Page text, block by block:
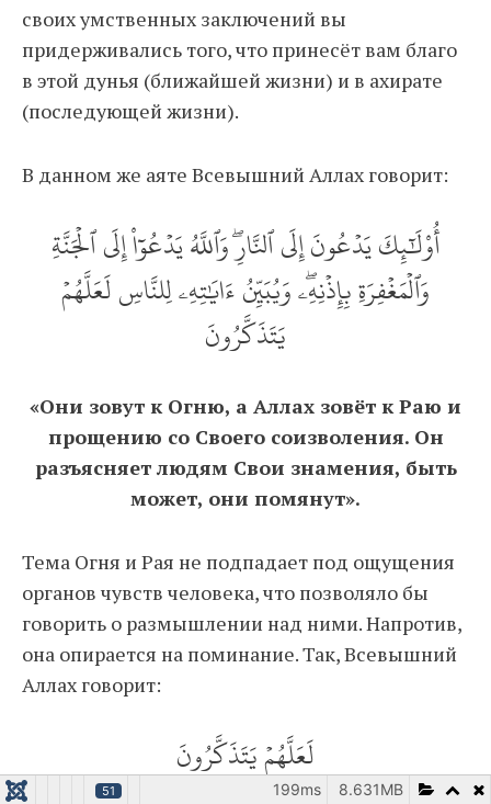
своих умственных заключений вы
придерживались того, что принесёт вам благо
в этой дунья (ближайшей жизни) и в ахирате
(последующей жизни).
В данном же аяте Всевышний Аллах говорит:
أُوْلَٰٓئِكَ يَدۡعُونَ إِلَى ٱلنَّارِۖ وَٱللَّهُ يَدۡعُوٓاْ إِلَى ٱلۡجَنَّةِ
وَٱلۡمَغۡفِرَةِ بِإِذۡنِهِۦۖ وَيُبَيِّنُ ءَايَٰتِهِۦ لِلنَّاسِ لَعَلَّهُمۡ
يَتَذَكَّرُونَ
«Они зовут к Огню, а Аллах зовёт к Раю и
прощению со Своего соизволения. Он
разъясняет людям Свои знамения, быть
может, они помянут».
Тема Огня и Рая не подпадает под ощущения
органов чувств человека, что позволяло бы
говорить о размышлении над ними. Напротив,
она опирается на поминание. Так, Всевышний
Аллах говорит:
لَعَلَّهُمۡ يَتَذَكَّرُونَ
51 8.631MB
199ms